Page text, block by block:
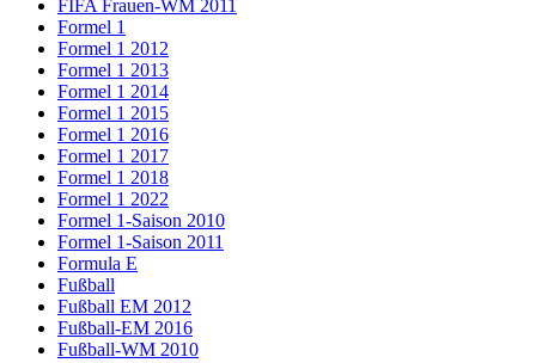
FIFA Frauen-WM 2011
Formel 1
Formel 1 2012
Formel 1 2013
Formel 1 2014
Formel 1 2015
Formel 1 2016
Formel 1 2017
Formel 1 2018
Formel 1 2022
Formel 1-Saison 2010
Formel 1-Saison 2011
Formula E
Fußball
Fußball EM 2012
Fußball-EM 2016
Fußball-WM 2010